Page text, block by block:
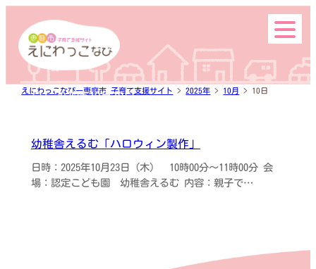
えにわっこなびー恵庭市 子育て支援サイト >2025年 > 10月 > 10日
日:2025年10月10日
幼稚舎えるむ「ハロウィン製作」
日時：2025年10月23日（木） 10時00分～11時00分 会
場：認定こども園 幼稚舎えるむ 内容：親子で…
保育園の空き状況
イベントカレンダー